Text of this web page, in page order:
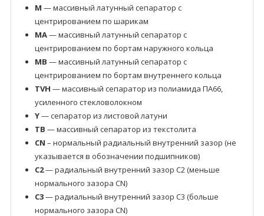
M — массивный латунный сепаратор с
центрированием по шарикам
MA— массивный латунный сепаратор с
центрированием по бортам наружного кольца
MB — массивный латунный сепаратор с
центрированием по бортам внутреннего кольца
TVH — массивный сепаратор из полиамида ПА66,
усиленного стекловолокном
Y— сепаратор из листовой латуни
TB — массивный сепаратор из текстолита
CN – нормальный радиальный внутренний зазор (не
указывается в обозначении подшипников)
C2— радиальный внутренний зазор C2 (меньше
нормального зазора CN)
C3— радиальный внутренний зазор C3 (больше
нормального зазора CN)